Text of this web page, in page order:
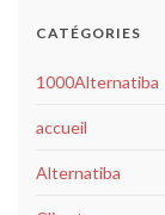
CATÉGORIES
1000Alternatiba
accueil
Alternatiba